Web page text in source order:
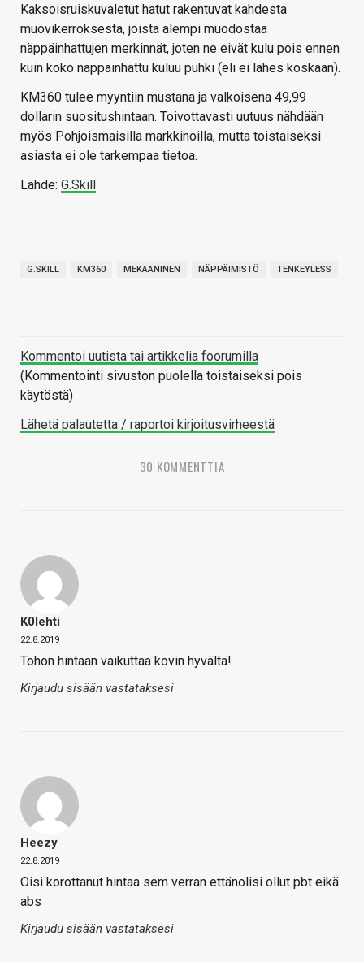
Kaksoisruiskuvaletut hatut rakentuvat kahdesta
muovikerroksesta, joista alempi muodostaa
näppäinhattujen merkinnät, joten ne eivät kulu pois ennen
kuin koko näppäinhattu kuluu puhki (eli ei lähes koskaan).
KM360 tulee myyntiin mustana ja valkoisena 49,99
dollarin suositushintaan. Toivottavasti uutuus nähdään
myös Pohjoismaisilla markkinoilla, mutta toistaiseksi
asiasta ei ole tarkempaa tietoa.
Lähde: G.Skill
G.SKILL KM360 MEKAANINEN NÄPPÄIMISTÖ TENKEYLESS
Kommentoi uutista tai artikkelia foorumilla
(Kommentointi sivuston puolella toistaiseksi pois
käytöstä)
Lähetä palautetta / raportoi kirjoitusvirheestä
30 KOMMENTTIA
K0lehti
22.8.2019
Tohon hintaan vaikuttaa kovin hyvältä!
Kirjaudu sisään vastataksesi
Heezy
22.8.2019
Oisi korottanut hintaa sem verran ettänolisi ollut pbt eikä
abs
Kirjaudu sisään vastataksesi